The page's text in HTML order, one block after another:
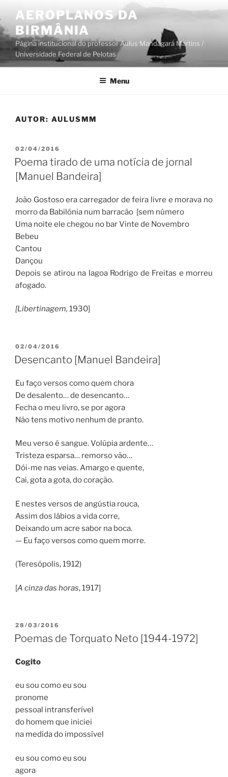
para
o
conteúdo
AEROPLANOS DA
BIRMÂNIA
Página institucional do professor Aulus Mandagará Martins /
Universidade Federal de Pelotas
Menu
AUTOR: AULUSMM
PUBLICADO
EM
02/04/2016
Poema tirado de uma notícia de jornal
[Manuel Bandeira]
João Gostoso era carregador de feira livre e morava no
morro da Babilônia num barracão [sem número
Uma noite ele chegou no bar Vinte de Novembro
Bebeu
Cantou
Dançou
Depois se atirou na lagoa Rodrigo de Freitas e morreu
afogado.
[Libertinagem, 1930]
PUBLICADO
EM
02/04/2016
Desencanto [Manuel Bandeira]
Eu faço versos como quem chora
De desalento… de desencanto…
Fecha o meu livro, se por agora
Não tens motivo nenhum de pranto.
Meu verso é sangue. Volúpia ardente…
Tristeza esparsa… remorso vão…
Dói-me nas veias. Amargo e quente,
Cai, gota a gota, do coração.
E nestes versos de angústia rouca,
Assim dos lábios a vida corre,
Deixando um acre sabor na boca.
— Eu faço versos como quem morre.
(Teresópolis, 1912)
[A cinza das horas, 1917]
PUBLICADO
EM
28/03/2016
Poemas de Torquato Neto [1944-1972]
Cogito
eu sou como eu sou
pronome
pessoal intransferível
do homem que iniciei
na medida do impossível
eu sou como eu sou
agora